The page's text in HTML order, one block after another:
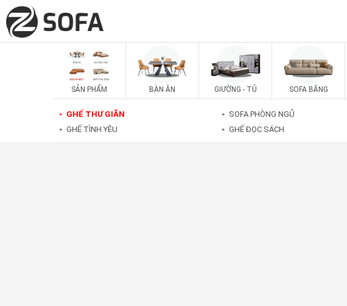
SẢN PHẨM BÀN ĂN GIƯỜNG - TỦ SOFA BĂNG
► GHẾ THƯ GIÃN
► GHẾ TÌNH YÊU
► SOFA PHÒNG NGỦ
► GHẾ ĐỌC SÁCH